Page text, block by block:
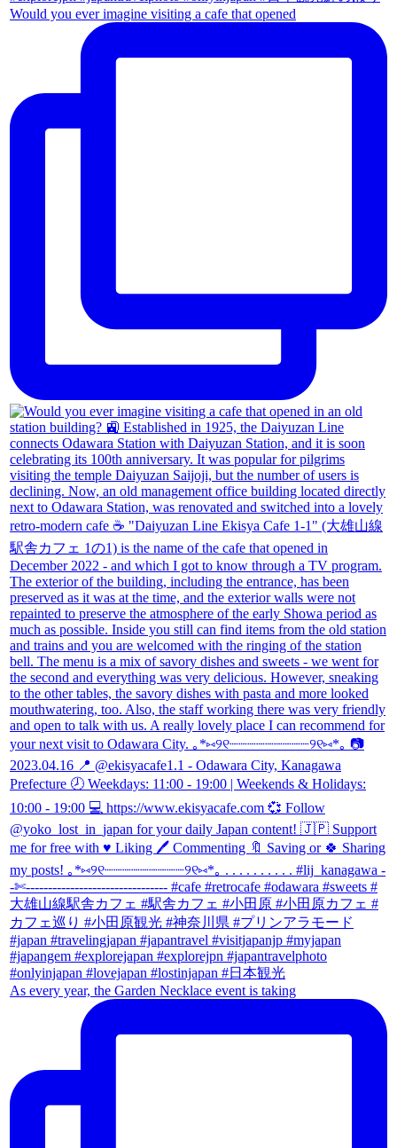
Would you ever imagine visiting a cafe that opened
As every year, the Garden Necklace event is taking